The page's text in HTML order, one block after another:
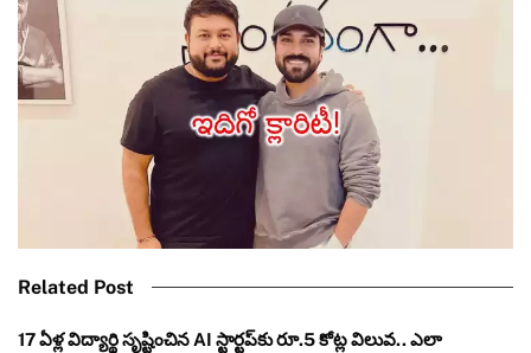
Related Post
17 ఏళ్ల విద్యార్థి సృష్టించిన AI స్టార్టప్‌కు రూ.5 కోట్ల విలువ.. ఎలా